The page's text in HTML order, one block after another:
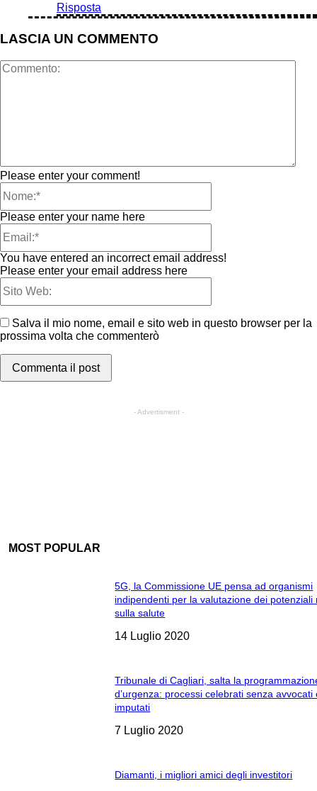
Risposta
LASCIA UN COMMENTO
Please enter your comment!
Please enter your name here
You have entered an incorrect email address!
Please enter your email address here
Salva il mio nome, email e sito web in questo browser per la
prossima volta che commenterò
- Advertisment -
MOST POPULAR
5G, la Commissione UE pensa ad organismi
indipendenti per la valutazione dei potenziali
sulla salute
14 Luglio 2020
Tribunale di Cagliari, salta la
d’urgenza: processi celebrati senza avvocati
imputati
7 Luglio 2020
Diamanti, i migliori amici degli investitori